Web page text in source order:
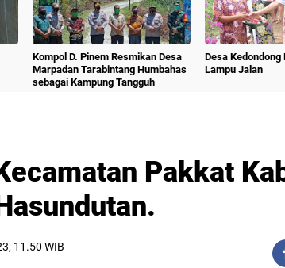
Kompol D. Pinem Resmikan Desa
Marpadan Tarabintang Humbahas
sebagai Kampung Tangguh
Desa Kedondong
Lampu Jalan
Pakkat
11.50 WIB